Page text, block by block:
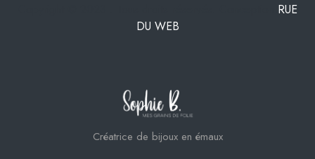
RUE
DU WEB
Créatrice de bijoux en émaux